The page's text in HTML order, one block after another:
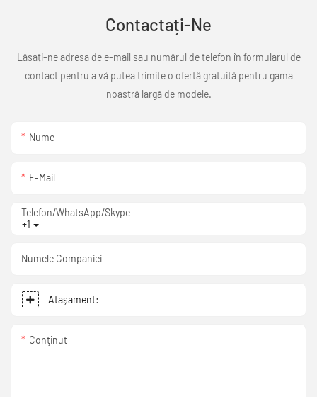
Contactați-Ne
Lăsați-ne adresa de e-mail sau numărul de telefon în formularul de
contact pentru a vă putea trimite o ofertă gratuită pentru gama
noastră largă de modele.
Nume
E-Mail
+1
Telefon/WhatsApp/Skype
Numele Companiei
Atașament:
Conţinut